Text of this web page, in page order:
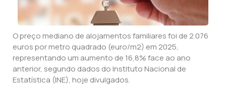
O preço mediano de alojamentos familiares foi de 2.076
euros por metro quadrado (euro/m2) em 2025,
representando um aumento de 16,8% face ao ano
anterior, segundo dados do Instituto Nacional de
Estatística (INE), hoje divulgados.